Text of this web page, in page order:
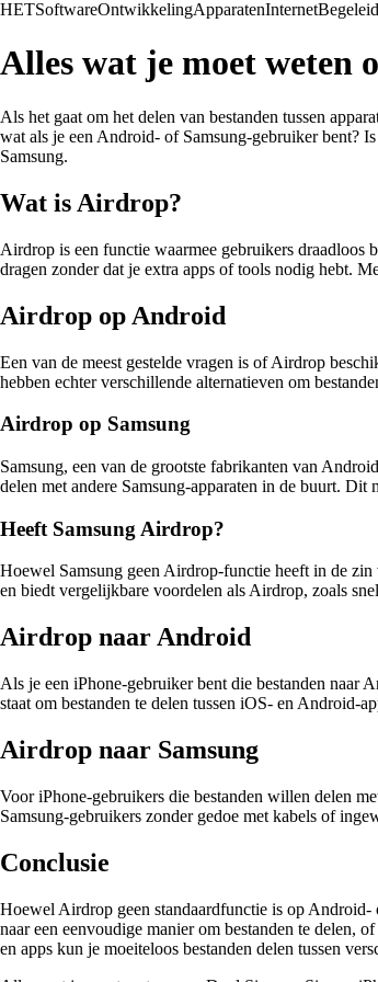
HETSoftwareOntwikkelingApparatenInternet
Alles wat je moet weten
Als het gaat om het delen van bestanden tussen
wat als je een Android- of Samsung-gebruiker bent?
Samsung.
Wat is Airdrop?
Airdrop is een functie waarmee gebruikers draadloos
dragen zonder dat je extra apps of tools nodig hebt.
Airdrop op Android
Een van de meest gestelde vragen is of Airdrop
hebben echter verschillende alternatieven om
Airdrop op Samsung
Samsung, een van de grootste fabrikanten van
delen met andere Samsung-apparaten in de buurt.
Heeft Samsung Airdrop?
Hoewel Samsung geen Airdrop-functie heeft in de
en biedt vergelijkbare voordelen als Airdrop, zoals
Airdrop naar Android
Als je een iPhone-gebruiker bent die bestanden naar
staat om bestanden te delen tussen iOS- en Android-
Airdrop naar Samsung
Voor iPhone-gebruikers die bestanden willen delen
Samsung-gebruikers zonder gedoe met kabels of
Conclusie
Hoewel Airdrop geen standaardfunctie is op
naar een eenvoudige manier om bestanden te delen,
en apps kun je moeiteloos bestanden delen tussen